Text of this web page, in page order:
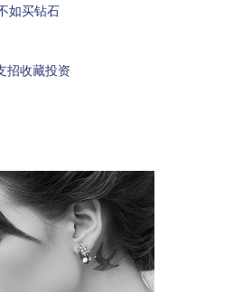
如买钻石
招收藏投资